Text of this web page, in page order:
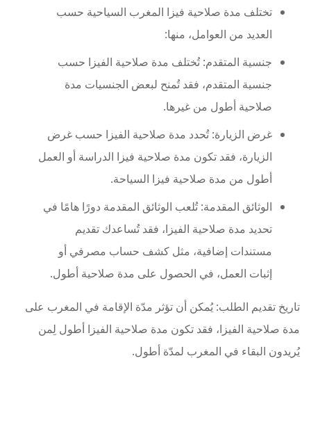
تختلف مدة صلاحية فيزا المغرب السياحية حسب
العديد من العوامل، منها:
جنسية المتقدم: تُختلف مدة صلاحية الفيزا حسب
جنسية المتقدم، فقد تُمنح لبعض الجنسيات مدة
صلاحية أطول من غيرها.
غرض الزيارة: تُحدد مدة صلاحية الفيزا حسب غرض
الزيارة، فقد تكون مدة صلاحية فيزا الدراسة أو العمل
أطول من مدة صلاحية فيزا السياحة.
الوثائق المقدمة: تُلعب الوثائق المقدمة دورًا هامًا في
تحديد مدة صلاحية الفيزا، فقد تُساعدك تقديم
مستندات إضافية، مثل كشف حساب مصرفي أو
إثبات العمل، في الحصول على مدة صلاحية أطول.
تاريخ تقديم الطلب: يُمكن أن تؤثر مدّة الإقامة في المغرب على
مدة صلاحية الفيزا، فقد تكون مدة صلاحية الفيزا أطول لِمن
يُريدون البقاء في المغرب لمدّة أطول.